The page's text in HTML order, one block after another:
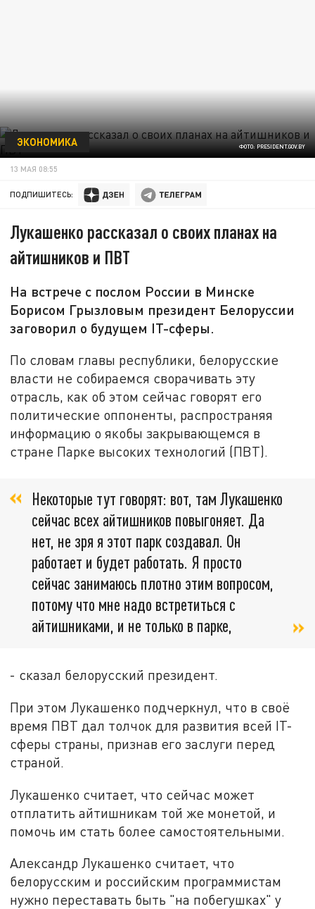
ФОТО: PRESIDENT.GOV.BY
ЭКОНОМИКА
13 МАЯ 08:55
ПОДПИШИТЕСЬ:
Лукашенко рассказал о своих планах на
айтишников и ПВТ
На встрече с послом России в Минске
Борисом Грызловым президент Белоруссии
заговорил о будущем IT-сферы.
По словам главы республики, белорусские
власти не собираемся сворачивать эту
отрасль, как об этом сейчас говорят его
политические оппоненты, распространяя
информацию о якобы закрывающемся в
стране Парке высоких технологий (ПВТ).
Некоторые тут говорят: вот, там Лукашенко
сейчас всех айтишников повыгоняет. Да
нет, не зря я этот парк создавал. Он
работает и будет работать. Я просто
сейчас занимаюсь плотно этим вопросом,
потому что мне надо встретиться с
айтишниками, и не только в парке,
- сказал белорусский президент.
При этом Лукашенко подчеркнул, что в своё
время ПВТ дал толчок для развития всей IT-
сферы страны, признав его заслуги перед
страной.
Лукашенко считает, что сейчас может
отплатить айтишникам той же монетой, и
помочь им стать более самостоятельными.
Александр Лукашенко считает, что
белорусским и российским программистам
нужно переставать быть "на побегушках" у